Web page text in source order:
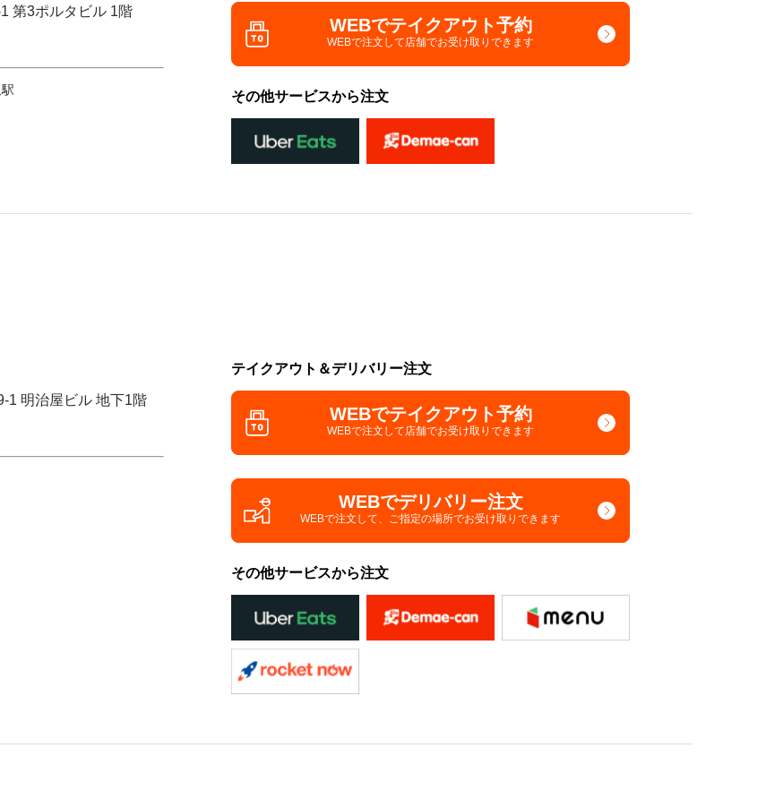
第3ポルタビル 1階
WEBでテイクアウト予約
WEBで注文して店舗でお受け取りできます
その他サービスから注文
1 明治屋ビル 地下1階
テイクアウト＆デリバリー注文
WEBでテイクアウト予約
WEBで注文して店舗でお受け取りできます
WEBでデリバリー注文
WEBで注文して、 ご指定の場所でお受け取りできます
その他サービスから注文